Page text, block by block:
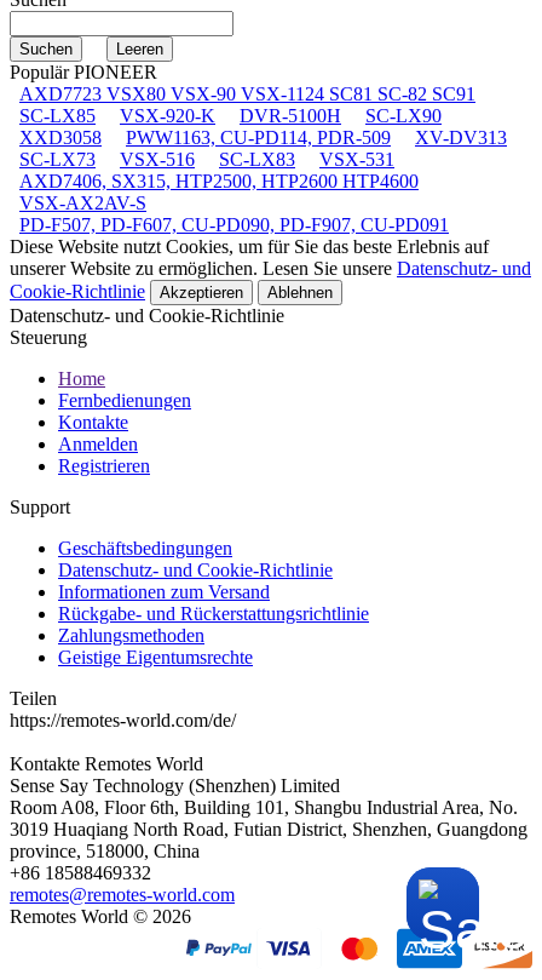
Populär PIONEER
AXD7723 VSX80 VSX-90 VSX-1124 SC81 SC-82 SC91
SC-LX85
VSX-920-K DVR-5100H
SC-LX90
XXD3058
PWW1163, CU-PD114, PDR-509
XV-DV313
SC-LX73
VSX-516 SC-LX83
VSX-531
AXD7406, SX315, HTP2500, HTP2600 HTP4600
VSX-AX2AV-S
PD-F507, PD-F607, CU-PD090, PD-F907, CU-PD091
Diese Website nutzt Cookies, um für Sie das beste Erlebnis auf
unserer Website zu ermöglichen. Lesen Sie unsere Datenschutz- und
Cookie-Richtlinie
Akzeptieren Ablehnen
Datenschutz- und Cookie-Richtlinie
Steuerung
Home
Fernbedienungen
Kontakte
Anmelden
Registrieren
Support
Geschäftsbedingungen
Datenschutz- und Cookie-Richtlinie
Informationen zum Versand
Rückgabe- und Rückerstattungsrichtlinie
Zahlungsmethoden
Geistige Eigentumsrechte
Teilen
https://remotes-world.com/de/
Kontakte Remotes World
Sense Say Technology (Shenzhen) Limited
Room A08, Floor 6th, Building 101, Shangbu Industrial Area, No.
3019 Huaqiang North Road, Futian District, Shenzhen, Guangdong
province, 518000, China
+86 18588469332
remotes@remotes-world.com
Remotes World © 2026